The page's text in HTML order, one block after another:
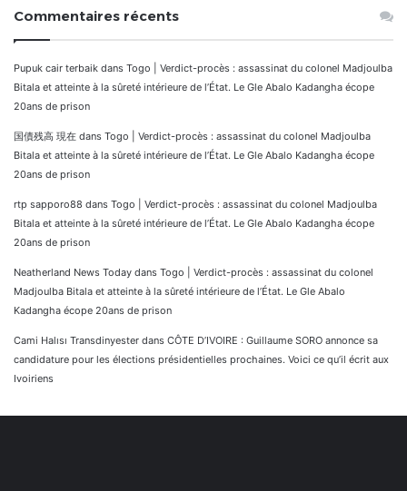
Commentaires récents
Pupuk cair terbaik dans Togo | Verdict-procès : assassinat du colonel Madjoulba
Bitala et atteinte à la sûreté intérieure de l’État. Le Gle Abalo Kadangha écope
20ans de prison
国債残高 現在 dans Togo | Verdict-procès : assassinat du colonel Madjoulba
Bitala et atteinte à la sûreté intérieure de l’État. Le Gle Abalo Kadangha écope
20ans de prison
rtp sapporo88 dans Togo | Verdict-procès : assassinat du colonel Madjoulba
Bitala et atteinte à la sûreté intérieure de l’État. Le Gle Abalo Kadangha écope
20ans de prison
Neatherland News Today dans Togo | Verdict-procès : assassinat du colonel
Madjoulba Bitala et atteinte à la sûreté intérieure de l’État. Le Gle Abalo
Kadangha écope 20ans de prison
Cami Halısı Transdinyester dans CÔTE D’IVOIRE : Guillaume SORO annonce sa
candidature pour les élections présidentielles prochaines. Voici ce qu’il écrit aux
Ivoiriens